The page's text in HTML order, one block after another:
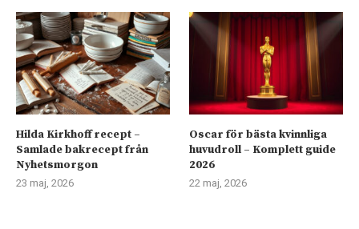
Hilda Kirkhoff recept –
Samlade bakrecept från
Nyhetsmorgon
23 maj, 2026
Oscar för bästa kvinnliga
huvudroll – Komplett guide
2026
22 maj, 2026